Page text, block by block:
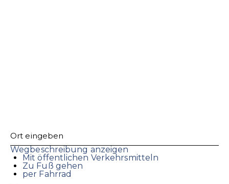
Wegbeschreibung anzeigen
Mit öffentlichen Verkehrsmitteln
Zu Fuß gehen
per Fahrrad